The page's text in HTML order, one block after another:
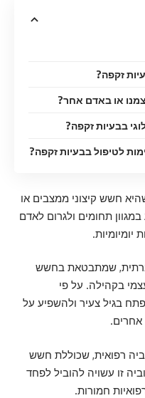
זקפה?
או באדם אחר?
בבעיות זקפה?
לטיפול בבעיות זקפה?
חשש קיצוני ממצבים או
תחומים ולגרום לאדם
שמתבטאת בחשש
בקהילה. על פי
בגיל צעיר ולהשפיע על
אחרים.
רפואית, שכוללת חשש
זו עשויה להוביל לפחד
חמורות.